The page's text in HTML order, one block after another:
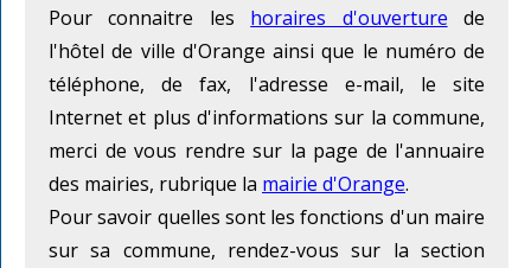
Pour connaitre les horaires d'ouverture de
l'hôtel de ville d'Orange ainsi que le numéro de
téléphone, de fax, l'adresse e-mail, le site
Internet et plus d'informations sur la commune,
merci de vous rendre sur la page de l'annuaire
des mairies, rubrique la mairie d'Orange.
Pour savoir quelles sont les fonctions d'un maire
sur sa commune, rendez-vous sur la section